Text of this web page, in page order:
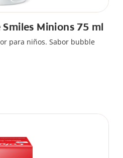
Minions 75 ml
para niños. Sabor bubble